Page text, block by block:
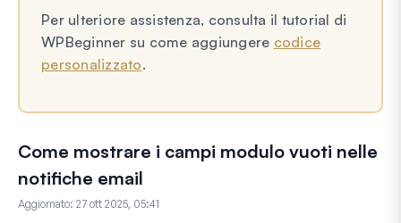
Per ulteriore assistenza, consulta il tutorial di
WPBeginner su come aggiungere codice
personalizzato.
Come mostrare i campi modulo vuoti nelle
notifiche email
Aggiornato: 27 ott 2025, 05:41